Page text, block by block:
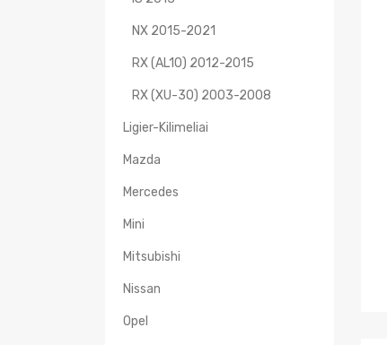
NX 2015-2021
RX (AL10) 2012-2015
RX (XU-30) 2003-2008
Ligier-Kilimeliai
Mazda
Mercedes
Mini
Mitsubishi
Nissan
Opel